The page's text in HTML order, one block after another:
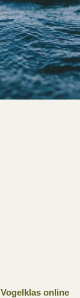
Vogelklas online